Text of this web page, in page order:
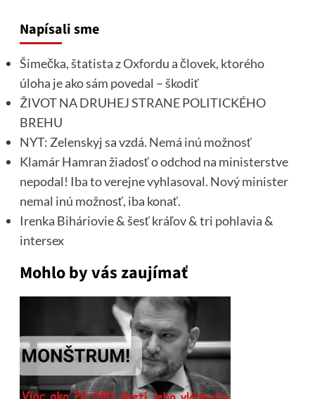
Napísali sme
Šimečka, štatista z Oxfordu a človek, ktorého
úloha je ako sám povedal – škodiť
ŽIVOT NA DRUHEJ STRANE POLITICKÉHO
BREHU
NYT: Zelenskyj sa vzdá. Nemá inú možnosť
Klamár Hamran žiadosť o odchod na ministerstve
nepodal! Iba to verejne vyhlasoval. Nový minister
nemal inú možnosť, iba konať.
Irenka Biháriovie & šesť kráľov & tri pohlavia &
intersex
Mohlo by vás zaujímať